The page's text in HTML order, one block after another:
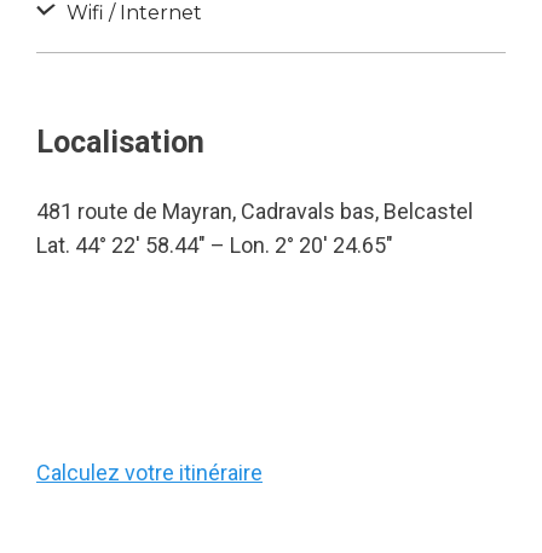
Wifi / Internet
Localisation
481 route de Mayran, Cadravals bas, Belcastel
Lat. 44° 22′ 58.44″ – Lon. 2° 20′ 24.65″
Calculez votre itinéraire